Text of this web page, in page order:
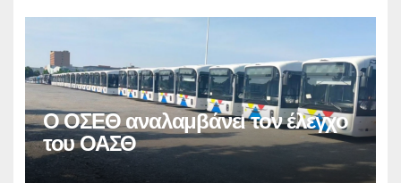
Ο ΟΣΕΘ αναλαμβάνει τον έλεγχο
του ΟΑΣΘ